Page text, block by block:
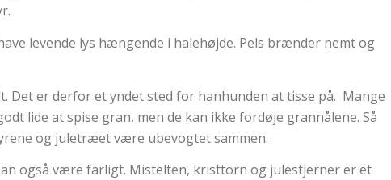
levende lys hængende i halehøjde. Pels brænder nemt og
Det er derfor et yndet sted for hanhunden at tisse på. Mange
lide at spise gran, men de kan ikke fordøje grannålene. Så
og juletræet være ubevogtet sammen.
også være farligt. Mistelten, kristtorn og julestjerner er et